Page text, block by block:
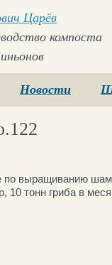
Царёв
компоста
Новости
по выращиванию
10 тонн гриба в